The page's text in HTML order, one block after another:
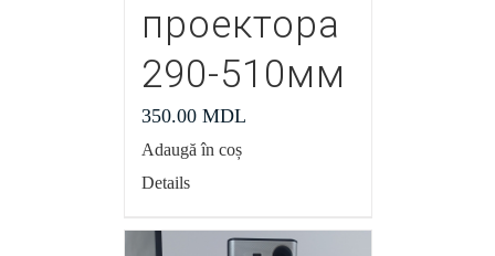
проектора
290-510мм
350.00 MDL
Adaugă în coș
Details